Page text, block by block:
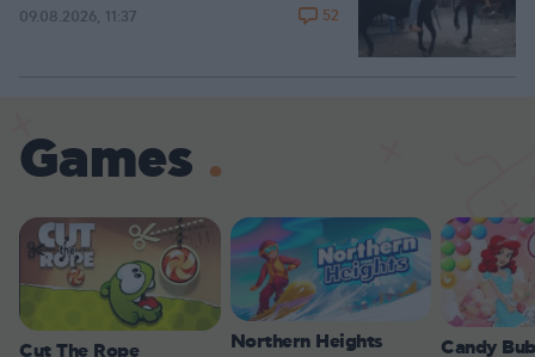
09.08.2026, 11:37 52
Games
Cut The Rope Northern Heights Candy